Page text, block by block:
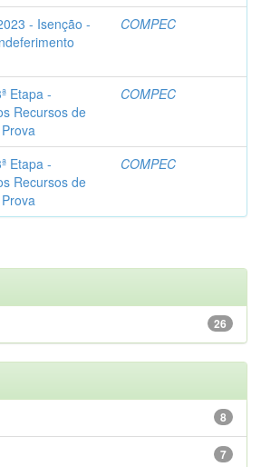
- Isenção -
COMPEC
Etapa -
Recursos de
COMPEC
Etapa -
Recursos de
COMPEC
26
8
7